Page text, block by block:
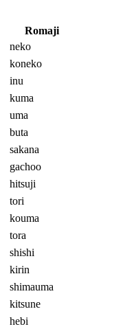
Romaji
neko
koneko
inu
kuma
uma
buta
sakana
gachoo
hitsuji
tori
kouma
tora
shishi
kirin
shimauma
kitsune
hebi